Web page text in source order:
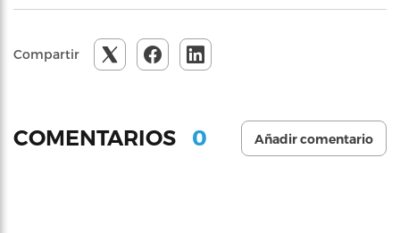
Compartir
COMENTARIOS 0 Añadir comentario